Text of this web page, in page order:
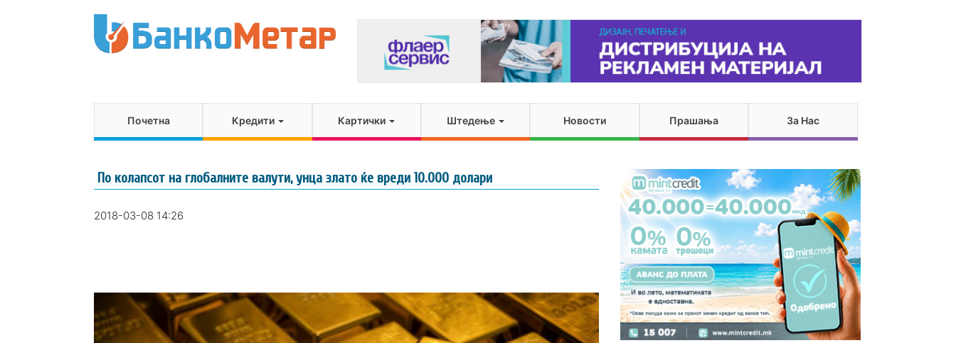
Почетна Кредити Картички Штедење Новости Прашања За Нас
По колапсот на глобалните валути, унца злато ќе вреди 10.000 долари
2018-03-08 14:26